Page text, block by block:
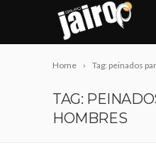
Home Tag: peinados
TAG:
HOMBRES